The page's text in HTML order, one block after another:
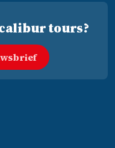
tours?